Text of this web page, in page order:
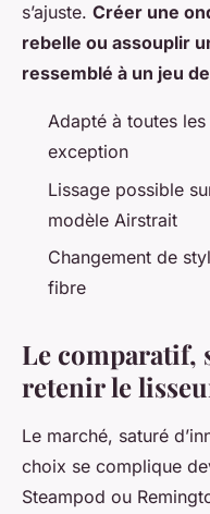
s’ajuste. Créer une
rebelle ou assouplir
ressemblé à un jeu
Adapté à toutes
exception
Lissage possible
modèle Airstrait
Changement de
fibre
Le comparatif,
retenir le
Le marché, saturé
choix se complique
Steampod ou